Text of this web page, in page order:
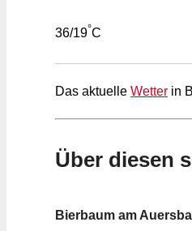
36/19°C
Das aktuelle Wetter in
Über diesen
Bierbaum am